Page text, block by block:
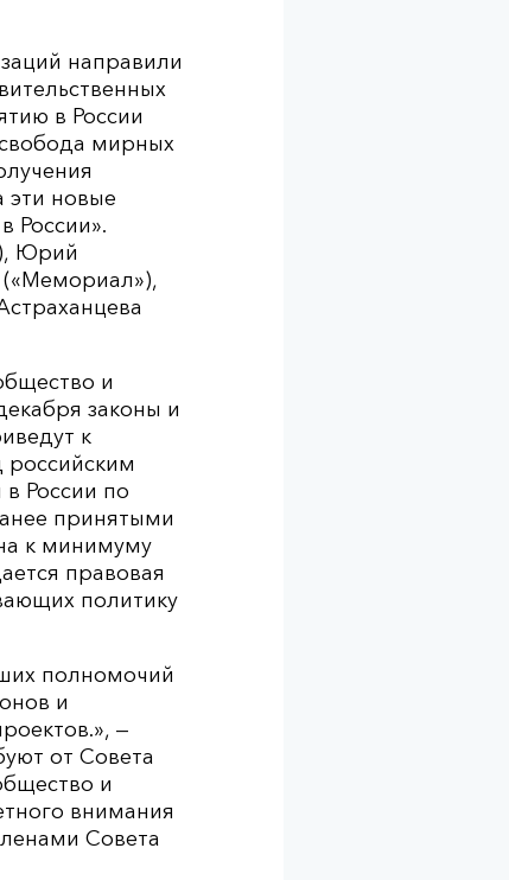
направили
в России
мирных
эти новые
России».
Юрий
и
законы и
к
российским
России по
принятыми
к минимуму
правовая
политику
полномочий
и
—
от Совета
и
внимания
Совета